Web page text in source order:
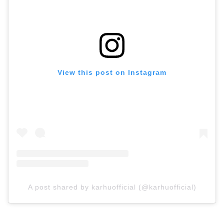
View this post on Instagram
A post shared by karhuofficial (@karhuofficial)